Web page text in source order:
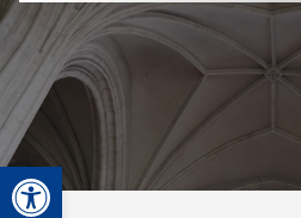
Deschide bara de unelte